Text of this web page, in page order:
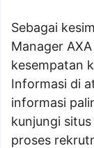
Sebagai
Manager
kesempatan
Informasi di
informasi
kunjungi
proses